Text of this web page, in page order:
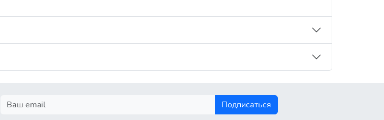
Подписаться